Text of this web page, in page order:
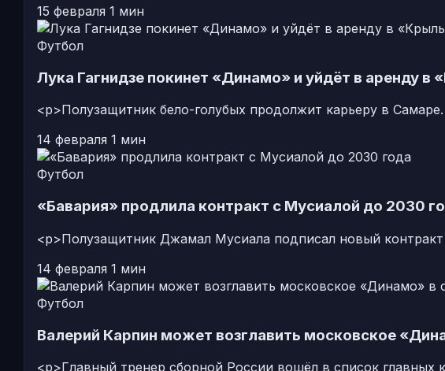
15 февраля 1 мин
Футбол
Лука Гагнидзе покинет «Динамо» и уйдёт в аренду в
<p>Полузащитник бело-голубых продолжит карьеру в
14 февраля 1 мин
Футбол
«Бавария» продлила контракт с Мусиалой до 2030
<p>Полузащитник Джамал Мусиала подписал новый
14 февраля 1 мин
Футбол
Валерий Карпин может возглавить московское
<p>Главный тренер сборной России вошёл в список главных